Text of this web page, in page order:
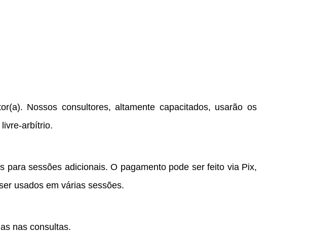
Nossos consultores, altamente capacitados, usarão os
arbítrio.
sessões adicionais. O pagamento pode ser feito via Pix,
usados em várias sessões.
nas consultas.